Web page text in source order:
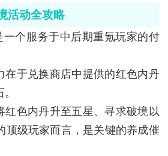
活动全攻略
一个服务于中后期重氪玩家的付
在于兑换商店中提供的红色内丹
红色内丹升至五星、寻求破境以
顶级玩家而言，是关键的养成催